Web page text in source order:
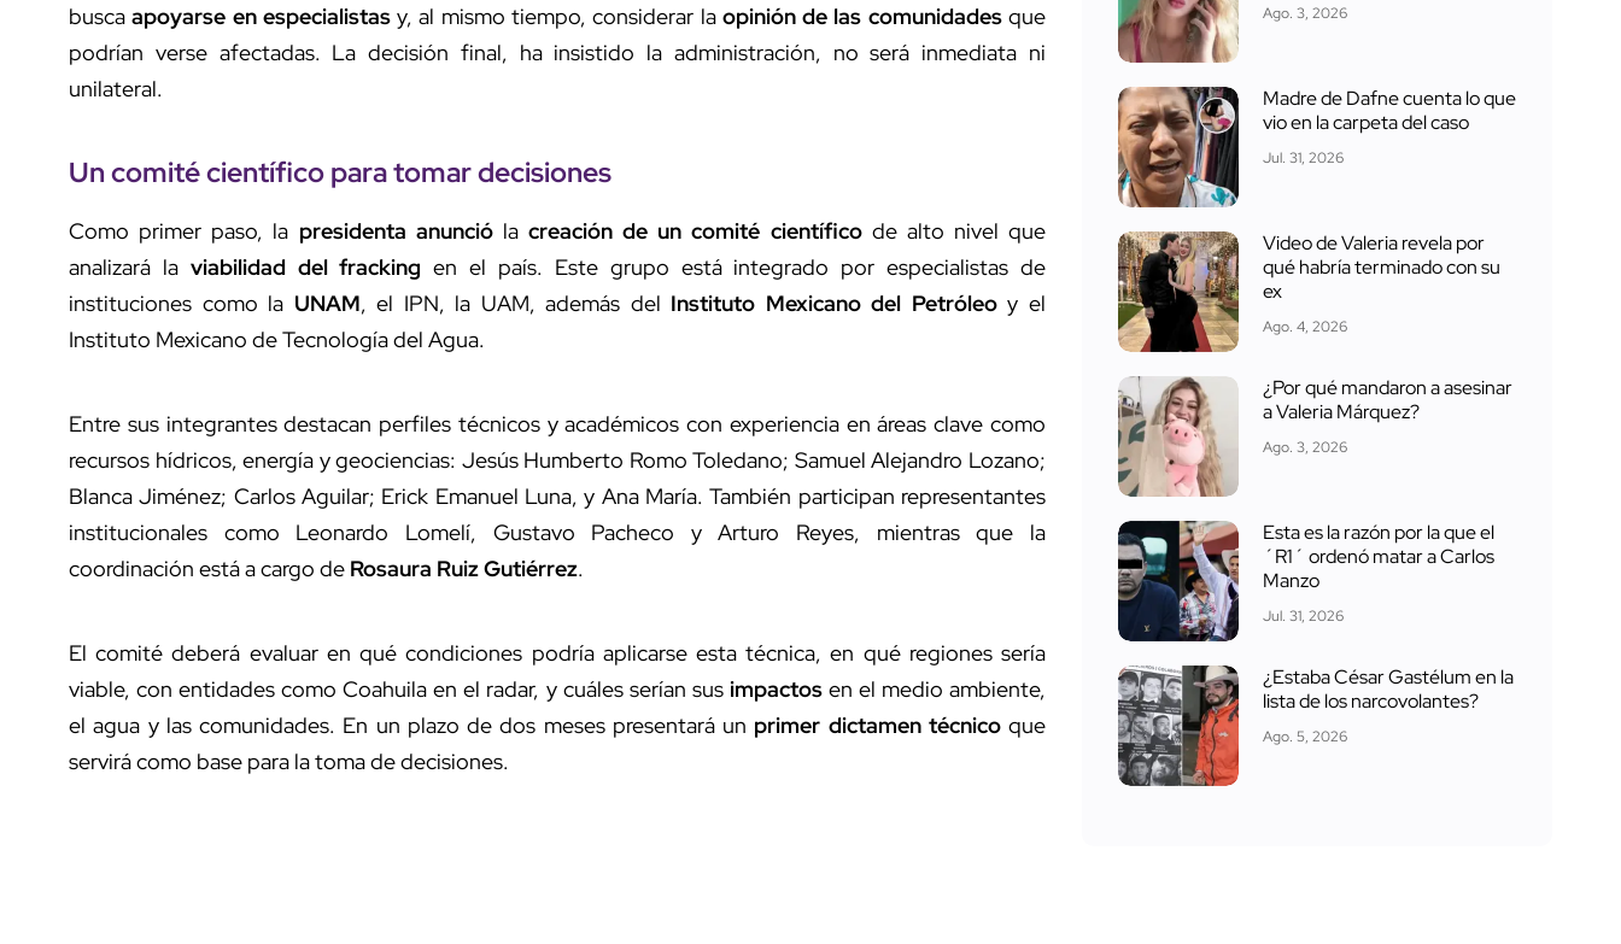
buscaapoyarse en especialistasy, al mismo tiempo, considerar la opinión de las comunidadesque
podrían verse afectadas. La decisión final, ha insistido la administración, no será inmediata ni
unilateral.
Un comité científico para tomar decisiones
Como primer paso, la presidenta anuncióla creación de un comité científicode alto nivel que
analizará la viabilidad del fracking en el país. Este grupo está integrado por especialistas de
instituciones como la UNAM, el IPN, la UAM, además del Instituto Mexicano del Petróleoy el
Instituto Mexicano de Tecnología del Agua.
Entre sus integrantes destacan perfiles técnicos y académicos con experiencia en áreas clave como
recursos hídricos, energía y geociencias: Jesús Humberto Romo Toledano; Samuel Alejandro Lozano;
Blanca Jiménez; Carlos Aguilar; Erick Emanuel Luna, y Ana María. También participan representantes
institucionales como Leonardo Lomelí, Gustavo Pacheco y Arturo Reyes, mientras que la
coordinación está a cargo de Rosaura Ruiz Gutiérrez.
El comité deberá evaluar en qué condiciones podría aplicarse esta técnica, en qué regiones sería
viable, con entidades como Coahuila en el radar, y cuáles serían sus impactosen el medio ambiente,
el agua y las comunidades. En un plazo de dos meses presentará un primer dictamen técnicoque
servirá como base para la toma de decisiones.
Ago. 3, 2026
Madre de Dafne cuenta lo que
vio en la carpeta del caso
Jul. 31, 2026
Video de Valeria revela por
qué habría terminado con su
ex
Ago. 4, 2026
¿Por qué mandaron a asesinar
a Valeria Márquez?
Ago. 3, 2026
Esta es la razón por la que el
´R1´ ordenó matar a Carlos
Manzo
Jul. 31, 2026
¿Estaba César Gastélum en la
lista de los narcovolantes?
Ago. 5, 2026